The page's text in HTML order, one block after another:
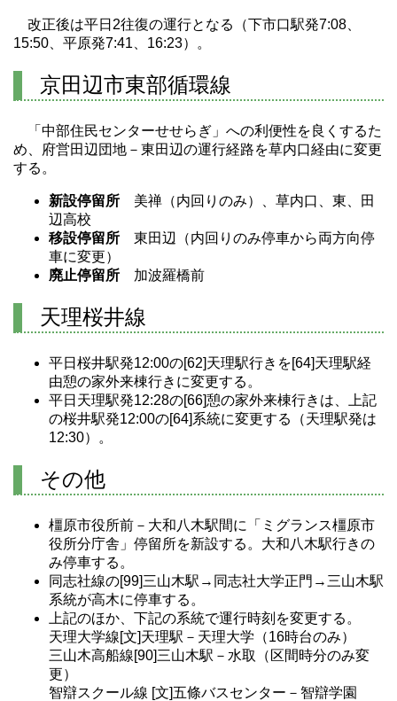
改正後は平日2往復の運行となる（下市口駅発7:08、
15:50、平原発7:41、16:23）。
京田辺市東部循環線
「中部住民センターせせらぎ」への利便性を良くするた
め、府営田辺団地－東田辺の運行経路を草内口経由に変更
する。
新設停留所 美禅（内回りのみ）、草内口、東、田
辺高校
移設停留所 東田辺（内回りのみ停車から両方向停
車に変更）
廃止停留所 加波羅橋前
天理桜井線
平日桜井駅発12:00の[62]天理駅行きを[64]天理駅経
由憩の家外来棟行きに変更する。
平日天理駅発12:28の[66]憩の家外来棟行きは、上記
の桜井駅発12:00の[64]系統に変更する（天理駅発は
12:30）。
その他
橿原市役所前－大和八木駅間に「ミグランス橿原市
役所分庁舎」停留所を新設する。大和八木駅行きの
み停車する。
同志社線の[99]三山木駅→同志社大学正門→三山木駅
系統が高木に停車する。
上記のほか、下記の系統で運行時刻を変更する。
天理大学線[文]天理駅－天理大学（16時台のみ）
三山木高船線[90]三山木駅－水取（区間時分のみ変
更）
智辯スクール線 [文]五條バスセンター－智辯学園